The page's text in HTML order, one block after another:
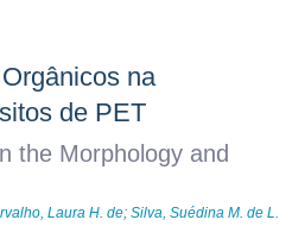
na
de PET
the Morphology and
Laura H. de; Silva, Suédina M. de L.